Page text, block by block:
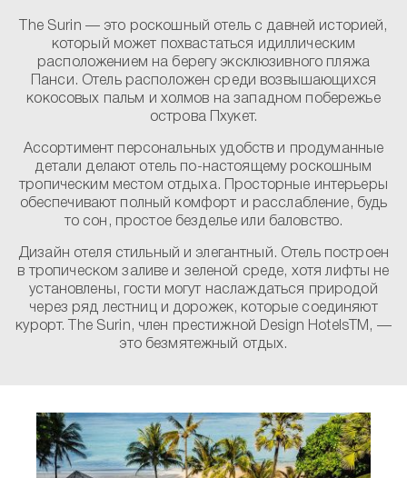
The Surin — это роскошный отель с давней историей,
который может похвастаться идиллическим
расположением на берегу эксклюзивного пляжа
Панси. Отель расположен среди возвышающихся
кокосовых пальм и холмов на западном побережье
острова Пхукет.
Ассортимент персональных удобств и продуманные
детали делают отель по-настоящему роскошным
тропическим местом отдыха. Просторные интерьеры
обеспечивают полный комфорт и расслабление, будь
то сон, простое безделье или баловство.
Дизайн отеля стильный и элегантный. Отель построен
в тропическом заливе и зеленой среде, хотя лифты не
установлены, гости могут наслаждаться природой
через ряд лестниц и дорожек, которые соединяют
курорт. The Surin, член престижной Design HotelsTM, —
это безмятежный отдых.